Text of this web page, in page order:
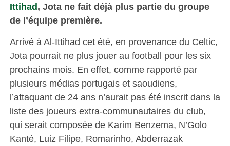
Ittihad, Jota ne fait déjà plus partie du groupe
de l’équipe première.
Arrivé à Al-Ittihad cet été, en provenance du Celtic,
Jota pourrait ne plus jouer au football pour les six
prochains mois. En effet, comme rapporté par
plusieurs médias portugais et saoudiens,
l’attaquant de 24 ans n’aurait pas été inscrit dans la
liste des joueurs extra-communautaires du club,
qui serait composée de Karim Benzema, N’Golo
Kanté, Luiz Filipe, Romarinho, Abderrazak